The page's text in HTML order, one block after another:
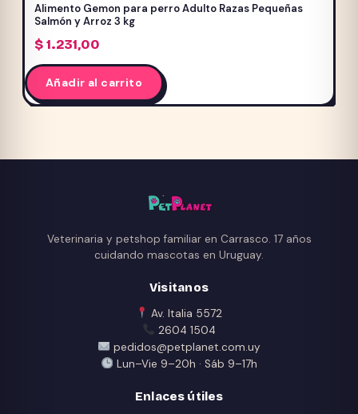
Alimento Gemon para perro Adulto Razas Pequeñas
Salmón y Arroz 3 kg
$1.231,00
Añadir al carrito
Veterinaria y petshop familiar en Carrasco. 17 años
cuidando mascotas en Uruguay.
Visitanos
Av. Italia 5572
2604 1504
pedidos@petplanet.com.uy
Lun–Vie 9–20h · Sáb 9–17h
Enlaces útiles